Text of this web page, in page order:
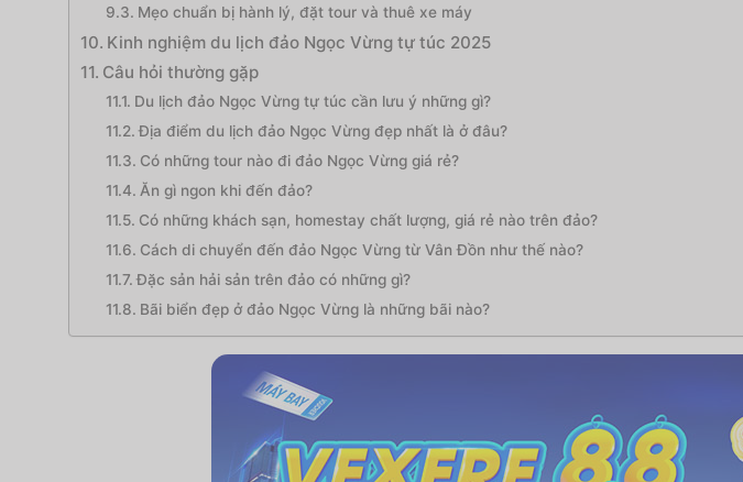
Mẹo chuẩn bị hành lý, đặt tour và thuê xe máy
Kinh nghiệm du lịch đảo Ngọc Vừng tự túc 2025
Câu hỏi thường gặp
Du lịch đảo Ngọc Vừng tự túc cần lưu ý những gì?
Địa điểm du lịch đảo Ngọc Vừng đẹp nhất là ở đâu?
Có những tour nào đi đảo Ngọc Vừng giá rẻ?
Ăn gì ngon khi đến đảo?
Có những khách sạn, homestay chất lượng, giá rẻ nào trên đảo?
Cách di chuyển đến đảo Ngọc Vừng từ Vân Đồn như thế nào?
Đặc sản hải sản trên đảo có những gì?
Bãi biển đẹp ở đảo Ngọc Vừng là những bãi nào?